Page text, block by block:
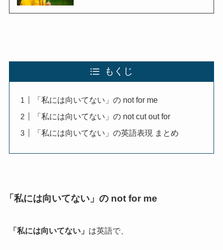
もくじ
「私には向いてない」の not for me
「私には向いてない」の not cut out for
「私には向いてない」の英語表現 まとめ
「私には向いてない」の not for me
「私には向いてない」 は英語で、